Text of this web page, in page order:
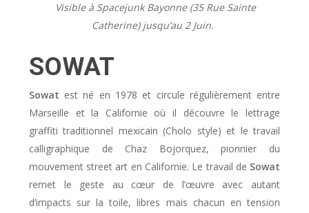
Visible à Spacejunk Bayonne (35 Rue Sainte
Catherine) jusqu’au 2 Juin.
SOWAT
Sowat est né en 1978 et circule régulièrement entre
Marseille et la Californie où il découvre le lettrage
graffiti traditionnel mexicain (Cholo style) et le travail
calligraphique de Chaz Bojorquez, pionnier du
mouvement street art en Californie. Le travail de Sowat
remet le geste au cœur de l’œuvre avec autant
d’impacts sur la toile, libres mais chacun en tension